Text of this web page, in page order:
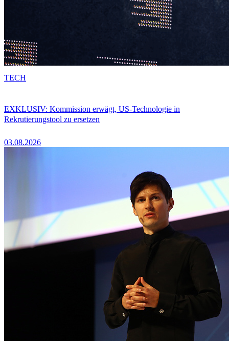
EXKLUSIV: Kommission erwägt, US-Technologie in
Rekrutierungstool zu ersetzen
03.08.2026
TECH